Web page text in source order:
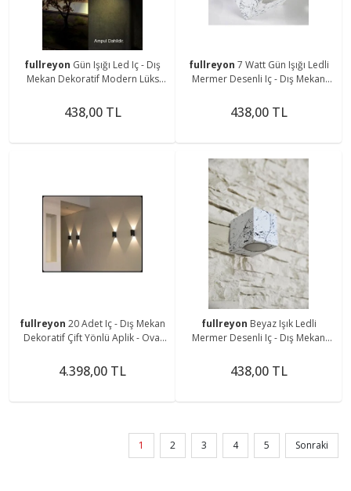
fullreyon Gün Işığı Led Iç - Dış
Mekan Dekoratif Modern Lüks
438,00 TL
fullreyon 7 Watt Gün Işığı Ledli
Mermer Desenli Iç - Dış Mekan
Bahçe Aplik
438,00 TL
fullreyon 20 Adet Iç - Dış Mekan
Dekoratif Çift Yönlü Aplik - Oval
4.398,00 TL
fullreyon Beyaz Işık Ledli
Mermer Desenli Iç - Dış Mekan
Bahçe Teras Aplik
438,00 TL
1 2 3 4 5 Sonraki